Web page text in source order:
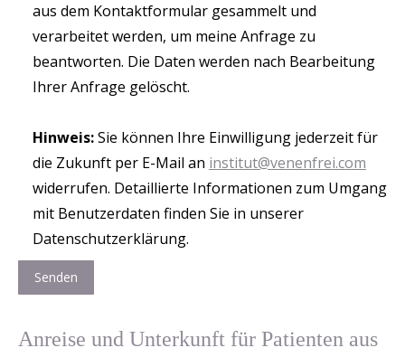
aus dem Kontaktformular gesammelt und
verarbeitet werden, um meine Anfrage zu
beantworten. Die Daten werden nach Bearbeitung
Ihrer Anfrage gelöscht.
Hinweis:Sie können Ihre Einwilligung jederzeit für
die Zukunft per E-Mail an institut@venenfrei.com
widerrufen. Detaillierte Informationen zum Umgang
mit Benutzerdaten finden Sie in unserer
Datenschutzerklärung.
Anreise und Unterkunft für Patienten aus